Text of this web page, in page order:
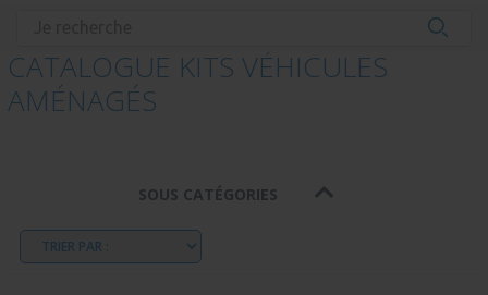
CATALOGUE KITS VÉHICULES
AMÉNAGÉS
SOUS CATÉGORIES